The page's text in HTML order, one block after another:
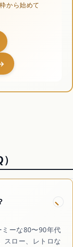
から始めて
ーな80〜90年代
スロー、レトロな